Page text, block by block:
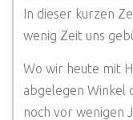
In dieser kurzen
wenig Zeit uns
Wo wir heute mit
abgelegen Winkel
noch vor wenigen